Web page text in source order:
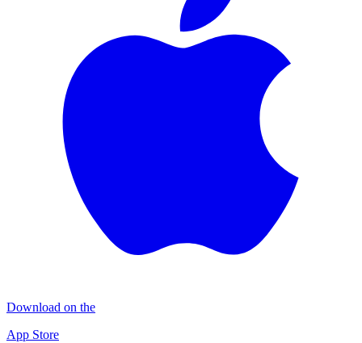
Download on the
App Store